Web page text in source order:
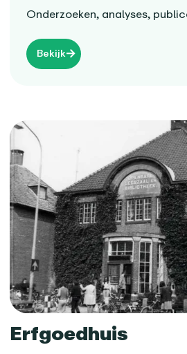
Onderzoeken, analyses,
Bekijk
Erfgoedhuis